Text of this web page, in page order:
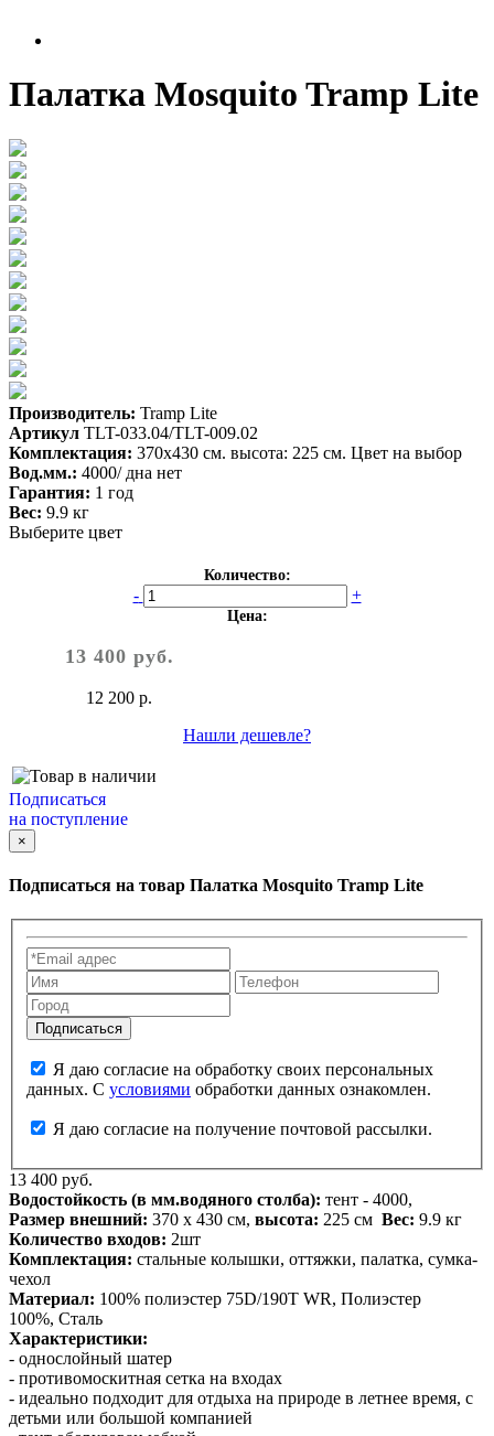
Палатка Mosquito Tramp Lite
Производитель: Tramp Lite
Артикул TLT-033.04/TLT-009.02
Комплектация: 370х430 см. высота: 225 см. Цвет на выбор
Вод.мм.: 4000/ дна нет
Гарантия: 1 год
Вес: 9.9 кг
Выберите цвет
Количество:
- +
Цена:
13 400 руб.
12 200 р.
Нашли дешевле?
Подписаться
на поступление
×
Подписаться на товар Палатка Mosquito Tramp Lite
данных. С условиями обработки данных ознакомлен.
Я даю согласие на получение почтовой рассылки.
13 400 руб.
Водостойкость (в мм.водяного столба): тент - 4000,
Размер внешний: 370 х 430 см, высота: 225 см Вес: 9.9 кг
Количество входов: 2шт
Комплектация: стальные колышки, оттяжки, палатка, сумка-
чехол
Материал: 100% полиэстер 75D/190T WR, Полиэстер
100%, Сталь
Характеристики:
- однослойный шатер
- противомоскитная сетка на входах
- идеально подходит для отдыха на природе в летнее время, с
детьми или большой компанией